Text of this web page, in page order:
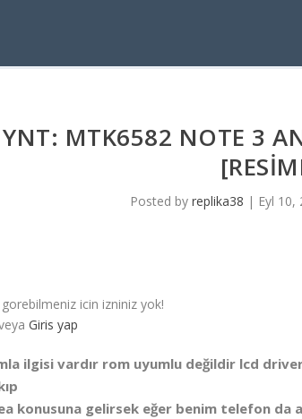
YNT: MTK6582 NOTE 3
Posted byreplika38 | Eyl 10,
icin izniniz yok!
Giris yap
ilgisi vardır rom uyumlu değildir lcd
konusuna gelirsek eğer benim telefon da